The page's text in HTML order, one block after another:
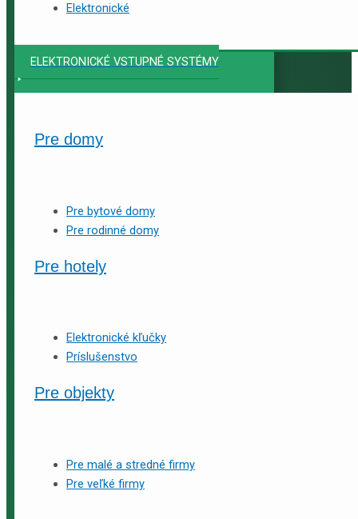
Elektronické
ELEKTRONICKÉ VSTUPNÉ SYSTÉMY
Pre domy
Pre bytové domy
Pre rodinné domy
Pre hotely
Elektronické kľučky
Príslušenstvo
Pre objekty
Pre malé a stredné firmy
Pre veľké firmy